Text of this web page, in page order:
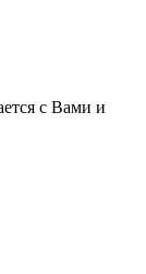
с Вами и